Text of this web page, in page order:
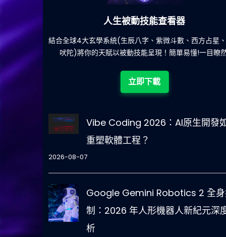
星、印度
瞭然!
六合彩發達神器
減少超過500萬個低概率中獎組合，提高中獎率
立即下載
Vibe Coding 2026：AI原生開發
重塑軟體工程？
2026-08-07
Google Gemini Robotics 2 全
制：2026 年人形機器人新紀元深
析